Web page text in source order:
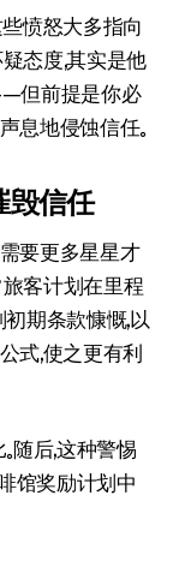
些愤怒大多指向
态度，其实是他
但前提是你必
息地侵蚀信任。
信任
要更多星星才
客计划在里程
期条款慷慨，以
式，使之更有利
随后，这种警惕
馆奖励计划中